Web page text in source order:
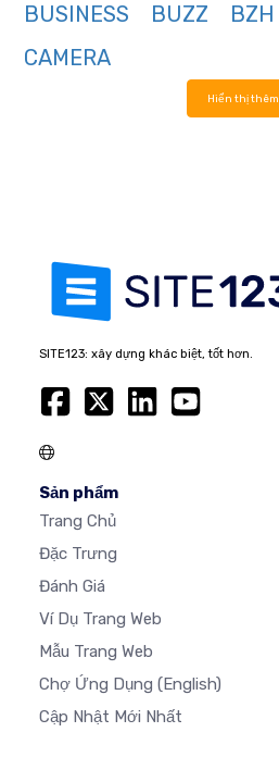
BUSINESS
BUZZ BZH
CAMERA
Hiển thị thêm
SITE123: xây dựng khác biệt, tốt hơn.
Sản phẩm
Trang Chủ
Đặc Trưng
Đánh Giá
Ví Dụ Trang Web
Mẫu Trang Web
Chợ Ứng Dụng (English)
Cập Nhật Mới Nhất